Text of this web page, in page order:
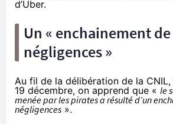
d’Uber.
Un « enchainement de
négligences »
Au fil de la délibération de la CNIL
19 décembre, on apprend que « le
menée par les pirates a résulté d’un
négligences ».